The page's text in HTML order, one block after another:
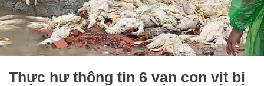
Thực hư thông tin 6 vạn con vịt bị